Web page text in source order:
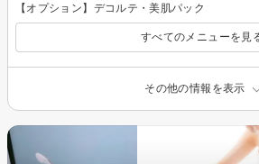
【オプション】デコルテ・美肌パック
すべてのメニューを見
その他の情報を表示